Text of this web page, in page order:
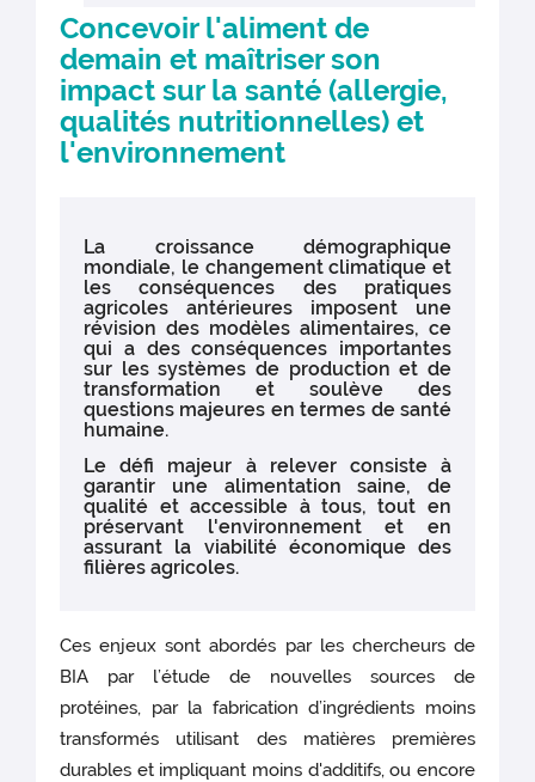
Concevoir l'aliment de
demain et maîtriser son
impact sur la santé (allergie,
qualités nutritionnelles) et
l'environnement
La croissance démographique
mondiale, le changement climatique et
les conséquences des pratiques
agricoles antérieures imposent une
révision des modèles alimentaires, ce
qui a des conséquences importantes
sur les systèmes de production et de
transformation et soulève des
questions majeures en termes de santé
humaine.
Le défi majeur à relever consiste à
garantir une alimentation saine, de
qualité et accessible à tous, tout en
préservant l'environnement et en
assurant la viabilité économique des
filières agricoles.
Ces enjeux sont abordés par les chercheurs de
BIA par l’étude de nouvelles sources de
protéines, par la fabrication d’ingrédients moins
transformés utilisant des matières premières
durables et impliquant moins d'additifs, ou encore